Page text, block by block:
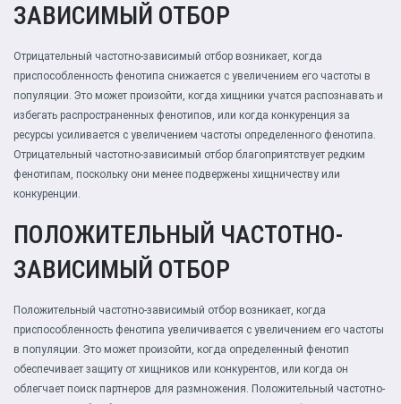
ЗАВИСИМЫЙ ОТБОР
Отрицательный частотно-зависимый отбор возникает, когда
приспособленность фенотипа снижается с увеличением его частоты в
популяции. Это может произойти, когда хищники учатся распознавать и
избегать распространенных фенотипов, или когда конкуренция за
ресурсы усиливается с увеличением частоты определенного фенотипа.
Отрицательный частотно-зависимый отбор благоприятствует редким
фенотипам, поскольку они менее подвержены хищничеству или
конкуренции.
ПОЛОЖИТЕЛЬНЫЙ ЧАСТОТНО-
ЗАВИСИМЫЙ ОТБОР
Положительный частотно-зависимый отбор возникает, когда
приспособленность фенотипа увеличивается с увеличением его частоты
в популяции. Это может произойти, когда определенный фенотип
обеспечивает защиту от хищников или конкурентов, или когда он
облегчает поиск партнеров для размножения. Положительный частотно-